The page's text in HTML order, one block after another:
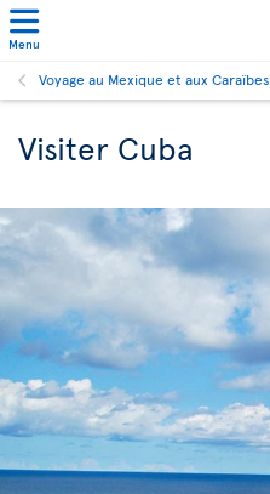
Menu
Voyage au Mexique et aux Caraïbes
Visiter Cuba